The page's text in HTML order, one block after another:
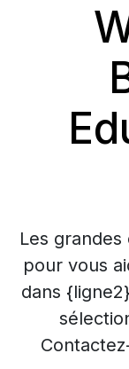
Les
pour vous
dans